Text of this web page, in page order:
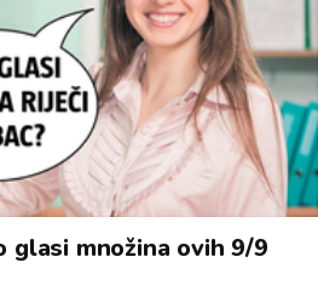
glasi množina ovih 9/9